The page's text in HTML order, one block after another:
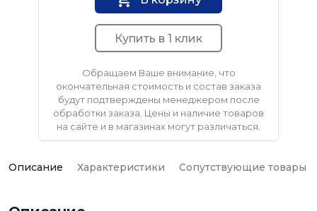
Купить в 1 клик
Обращаем Ваше внимание, что
окончательная стоимость и состав заказа
будут подтверждены менеджером после
обработки заказа. Цены и наличие товаров
на сайте и в магазинах могут различаться.
Описание Характеристики Сопутствующие товары